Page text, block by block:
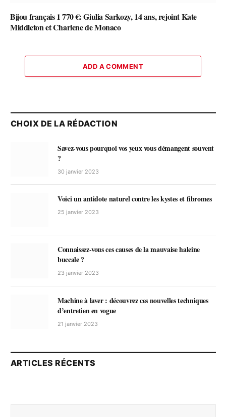
Bijou français 1 770 €: Giulia Sarkozy, 14 ans, rejoint Kate
Middleton et Charlene de Monaco
ADD A COMMENT
CHOIX DE LA RÉDACTION
Savez-vous pourquoi vos yeux vous démangent souvent
?
30 janvier 2023
Voici un antidote naturel contre les kystes et fibromes
25 janvier 2023
Connaissez-vous ces causes de la mauvaise haleine
buccale ?
23 janvier 2023
Machine à laver : découvrez ces nouvelles techniques
d’entretien en vogue
21 janvier 2023
ARTICLES RÉCENTS